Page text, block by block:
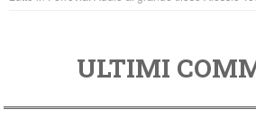
ULTIMI